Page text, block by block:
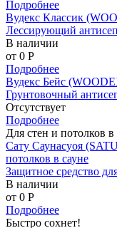
Подробнее
Вудекс Классик
Лессирующий
В наличии
от 0 P
Подробнее
Вудекс Бейс
Грунтовочный
Отсутствует
Подробнее
Для стен и потолков
Сату Саунасуоя
потолков в сауне
Защитное средство
В наличии
от 0 P
Подробнее
Быстро сохнет!